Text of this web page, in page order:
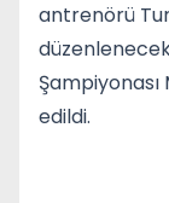
antrenörü
edildi.